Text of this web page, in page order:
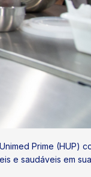
Prime (HUP)
e saudáveis em